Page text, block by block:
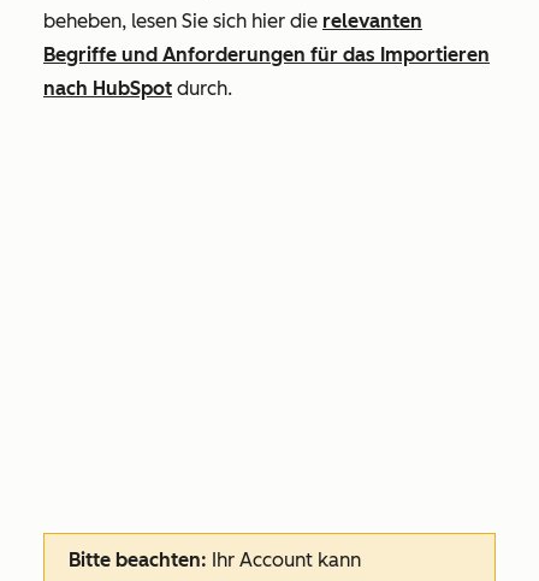
beheben, lesen Sie sich hier die relevanten
Begriffe und Anforderungen für das Importieren
nach HubSpot durch.
Bitte beachten: Ihr Account kann